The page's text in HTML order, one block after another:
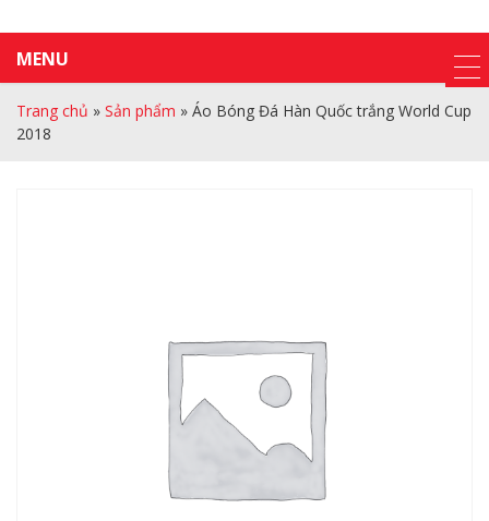
MENU
Trang chủ » Sản phẩm » Áo Bóng Đá Hàn Quốc trắng World Cup
2018